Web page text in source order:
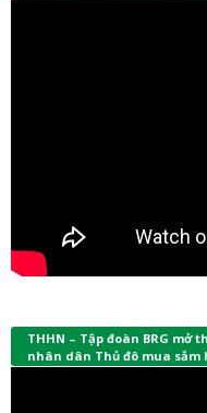
THHN – Tập đoàn BRG mở
nhân dân Thủ đô mua